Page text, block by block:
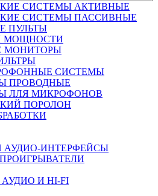
СИСТЕМЫ АКТИВНЫЕ
СИСТЕМЫ ПАССИВНЫЕ
ПУЛЬТЫ
МОЩНОСТИ
МОНИТОРЫ
СИСТЕМЫ
ПРОВОДНЫЕ
ЛЛЯ МИКРОФОНОВ
ПОРОЛОН
АУДИО-ИНТЕРФЕЙСЫ
ПРОИГРЫВАТЕЛИ
И HI-FI